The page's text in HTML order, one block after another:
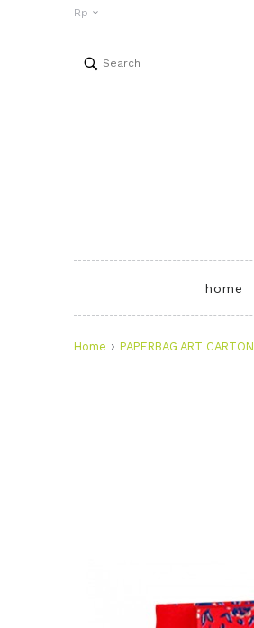
Rp
home
Home › PAPERBAG ART CARTON